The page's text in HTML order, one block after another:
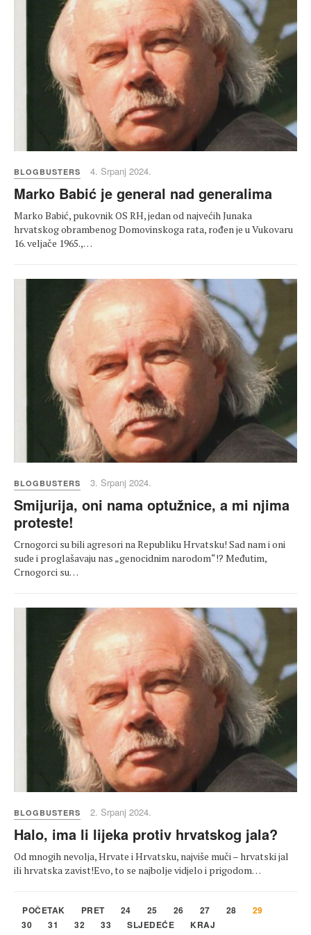
BLOGBUSTERS 4. Srpanj 2024.
Marko Babić je general nad generalima
Marko Babić, pukovnik OS RH, jedan od najvećih Junaka
hrvatskog obrambenog Domovinskoga rata, rođen je u Vukovaru
16. veljače 1965.,…
BLOGBUSTERS 3. Srpanj 2024.
Smijurija, oni nama optužnice, a mi njima
proteste!
Crnogorci su bili agresori na Republiku Hrvatsku! Sad nam i oni
sude i proglašavaju nas „genocidnim narodom“!? Međutim,
Crnogorci su…
BLOGBUSTERS 2. Srpanj 2024.
Halo, ima li lijeka protiv hrvatskog jala?
Od mnogih nevolja, Hrvate i Hrvatsku, najviše muči – hrvatski jal
ili hrvatska zavist!Evo, to se najbolje vidjelo i prigodom…
POČETAK PRET 24 25 26 27 28
29
30
31 32 33 SLJEDEĆE KRAJ